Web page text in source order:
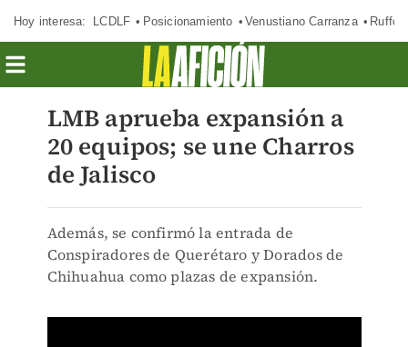
Hoy interesa: LCDLF Posicionamiento Venustiano Carranza Ruffo
LMB aprueba expansión a
20 equipos; se une Charros
de Jalisco
Además, se confirmó la entrada de
Conspiradores de Querétaro y Dorados de
Chihuahua como plazas de expansión.